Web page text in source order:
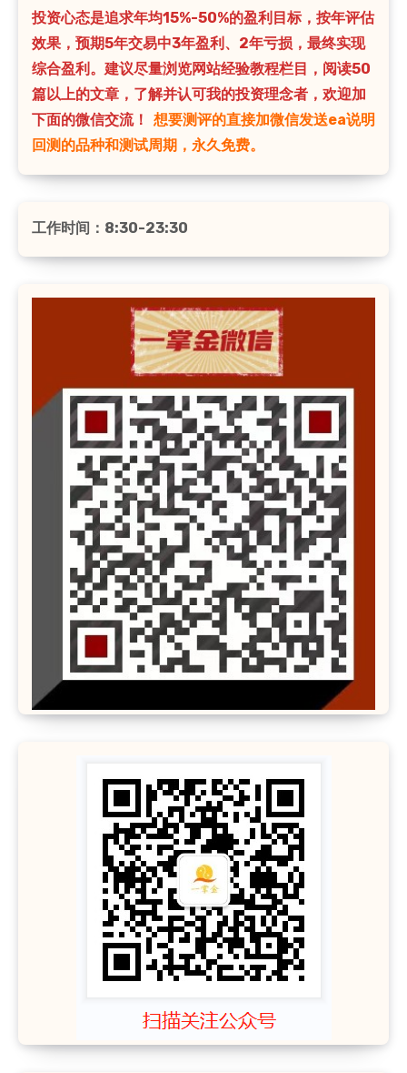
投资心态是追求年均15%-50%的盈利目标，按年评估
效果，预期5年交易中3年盈利、2年亏损，最终实现
综合盈利。建议尽量浏览网站经验教程栏目，阅读50
篇以上的文章，了解并认可我的投资理念者，欢迎加
下面的微信交流！
想要测评的直接加微信发送ea说明
回测的品种和测试周期，永久免费。
工作时间：8:30-23:30